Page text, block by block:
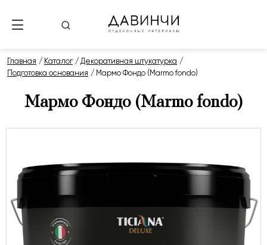
Главная Каталог
Декоративная штукатурка
Подготовка основания
Мармо Фондо (Marmo fondo)
Мармо Фондо (Marmo fondo)